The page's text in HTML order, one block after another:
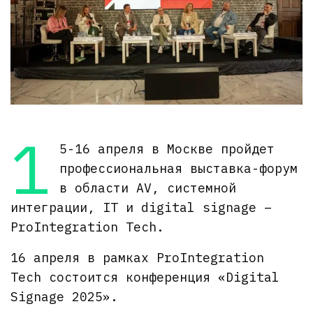
1
5-16 апреля в Москве пройдет
профессиональная выставка-форум
в области AV, системной
интеграции, IT и digital signage –
ProIntegration Tech.
16 апреля в рамках ProIntegration
Tech состоится конференция «Digital
Signage 2025».